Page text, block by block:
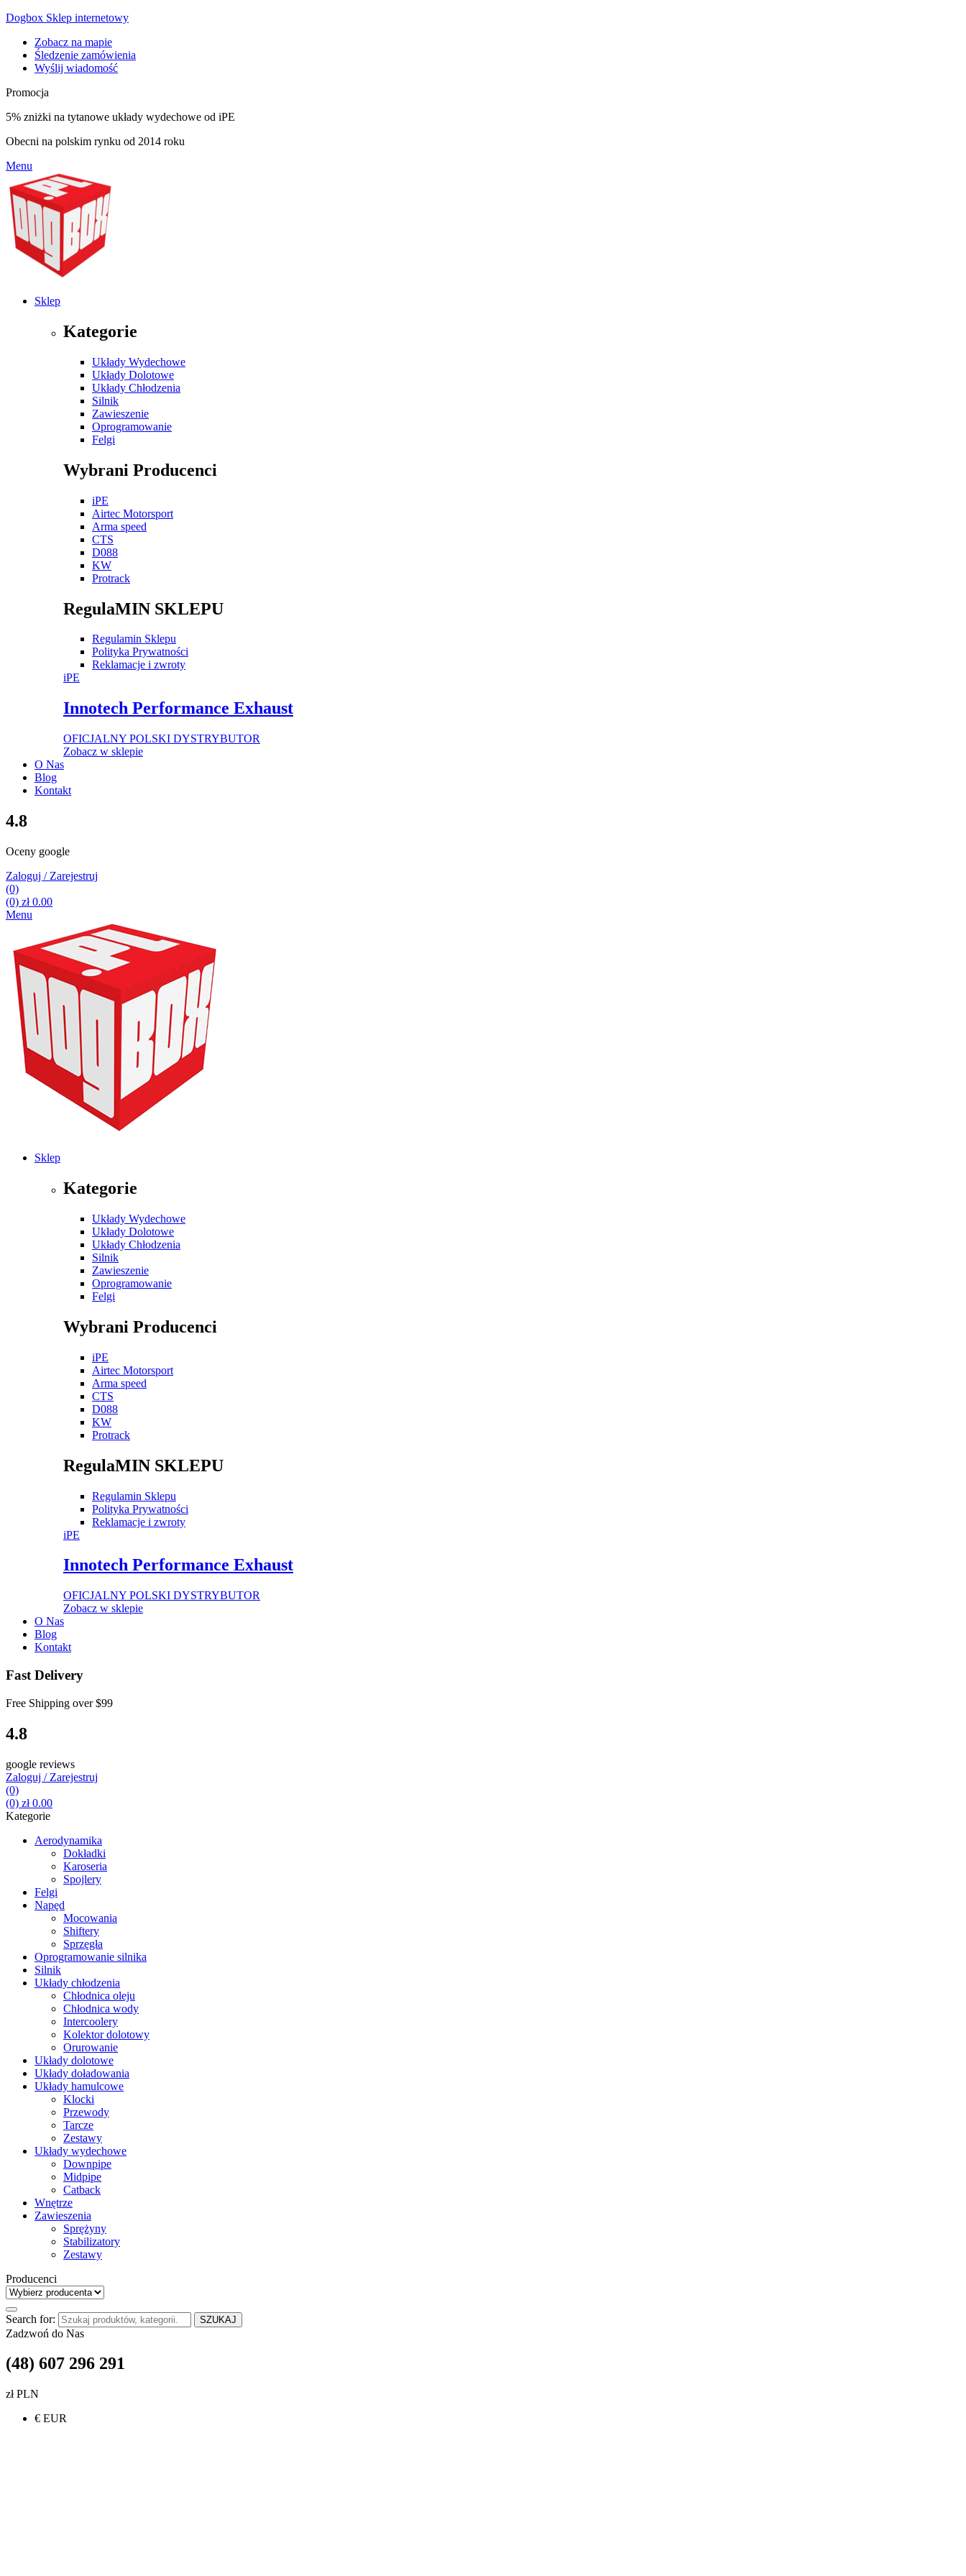
Dogbox Sklep internetowy
Zobacz na mapie
Śledzenie zamówienia
Wyślij wiadomość
Promocja
5% zniżki na tytanowe układy wydechowe od iPE
Obecni na polskim rynku od 2014 roku
Menu
Sklep
Kategorie
Układy Wydechowe
Układy Dolotowe
Układy Chłodzenia
Silnik
Zawieszenie
Oprogramowanie
Felgi
Wybrani Producenci
iPE
Airtec Motorsport
Arma speed
CTS
D088
KW
Protrack
RegulaMIN SKLEPU
Regulamin Sklepu
Polityka Prywatności
Reklamacje i zwroty
iPE
Innotech Performance Exhaust
OFICJALNY POLSKI DYSTRYBUTOR
Zobacz w sklepie
O Nas
Blog
Kontakt
4.8
Oceny google
Zaloguj / Zarejestruj
(0)
(0) zł0.00
Menu
Sklep
Kategorie
Układy Wydechowe
Układy Dolotowe
Układy Chłodzenia
Silnik
Zawieszenie
Oprogramowanie
Felgi
Wybrani Producenci
iPE
Airtec Motorsport
Arma speed
CTS
D088
KW
Protrack
RegulaMIN SKLEPU
Regulamin Sklepu
Polityka Prywatności
Reklamacje i zwroty
iPE
Innotech Performance Exhaust
OFICJALNY POLSKI DYSTRYBUTOR
Zobacz w sklepie
O Nas
Blog
Kontakt
Fast Delivery
Free Shipping over$99
4.8
google reviews
Zaloguj / Zarejestruj
(0)
(0) zł0.00
Kategorie
Aerodynamika
Dokładki
Karoseria
Spojlery
Felgi
Napęd
Mocowania
Shiftery
Sprzęgła
Oprogramowanie silnika
Silnik
Układy chłodzenia
Chłodnica oleju
Chłodnica wody
Intercoolery
Kolektor dolotowy
Orurowanie
Układy dolotowe
Układy doładowania
Układy hamulcowe
Klocki
Przewody
Tarcze
Zestawy
Układy wydechowe
Downpipe
Midpipe
Catback
Wnętrze
Zawieszenia
Sprężyny
Stabilizatory
Zestawy
Producenci
Search for: SZUKAJ
Zadzwoń do Nas
(48) 607 296 291
zł PLN
€ EUR